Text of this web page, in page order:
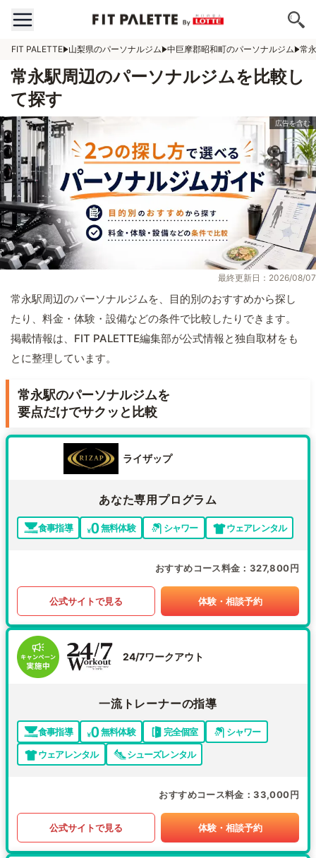
FIT PALETTE 山梨県のパーソナルジム 中巨摩郡昭和町のパーソナルジム 常
常永駅周辺のパーソナルジムを比較し
て探す
最終更新日：2026/08/07
常永駅周辺のパーソナルジムを、目的別のおすすめから探し
たり、料金・体験・設備などの条件で比較したりできます。
掲載情報は、FIT PALETTE編集部が公式情報と独自取材をも
とに整理しています。
常永駅のパーソナルジムを
要点だけでサクッと比較
ライザップ
あなた専用プログラム
食事指導 無料体験 シャワー ウェアレンタル
おすすめコース料金 327,800円
公式サイトで見る 体験・相談予約
24/7ワークアウト
一流トレーナーの指導
食事指導 無料体験 完全個室
シャワー
ウェアレンタル
シューズレンタル
おすすめコース料金 33,000円
公式サイトで見る 体験・相談予約